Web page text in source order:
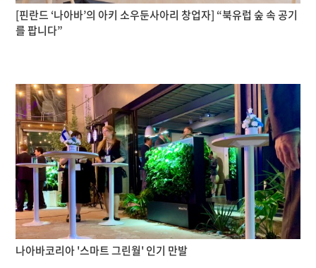
[핀란드 ‘나아바’의 아키 소우둔사아리 창업자] “북유럽 숲 속 공기
를 팝니다”
나아바코리아 '스마트 그린월' 인기 만발